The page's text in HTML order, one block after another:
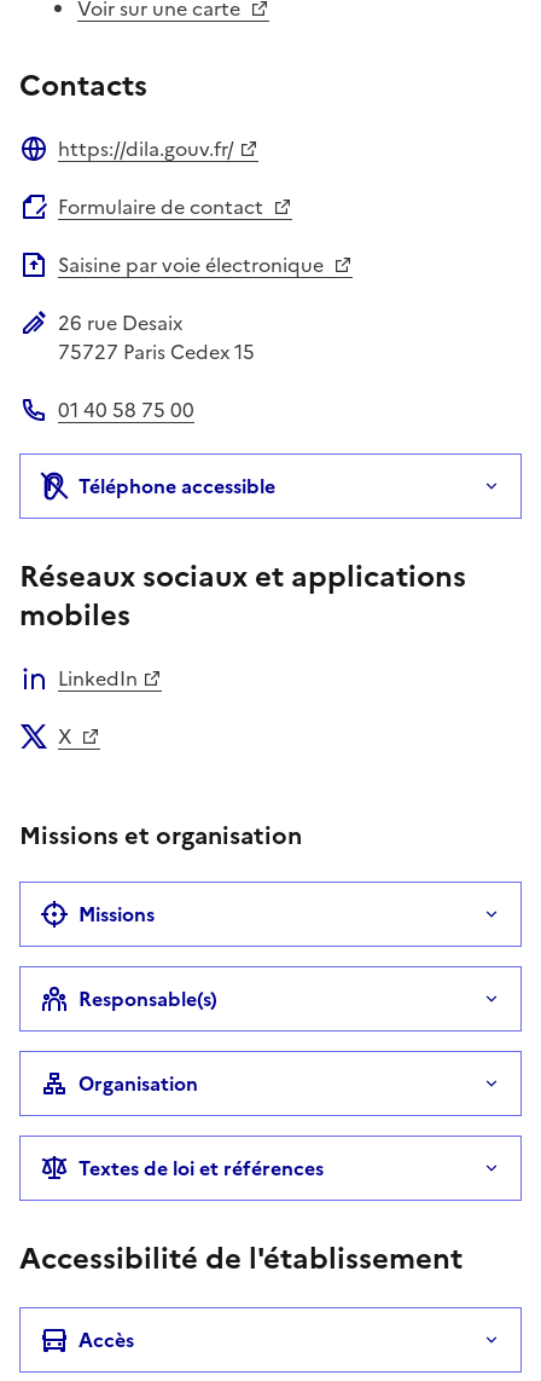
Voir sur une carte
Contacts
https://dila.gouv.fr/
Formulaire de contact
Saisine par voie électronique
Adresse postale
26 rue Desaix
75727 Paris Cedex 15
01 40 58 75 00
Téléphone accessible
Réseaux sociaux et applications
mobiles
LinkedIn
X
Missions et organisation
Missions
Responsable(s)
Organisation
Textes de loi et références
Accessibilité de l'établissement
Accès